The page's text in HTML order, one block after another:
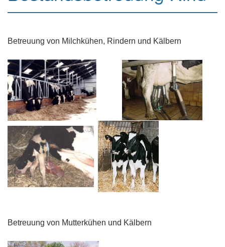
Betreuung von Milchkühen, Rindern und Kälbern
Betreuung von Mutterkühen und Kälbern